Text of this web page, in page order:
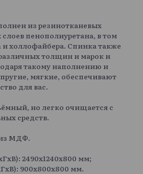
из резинотканевых
пенополиуретана, в том
и холлофайбера. Спинка также
толщин и марок и
такому наполнению и
мягкие, обеспечивают
для вас.
но легко очищается с
средств.
МДФ.
2490x1240x800 мм;
900x800x800 мм.